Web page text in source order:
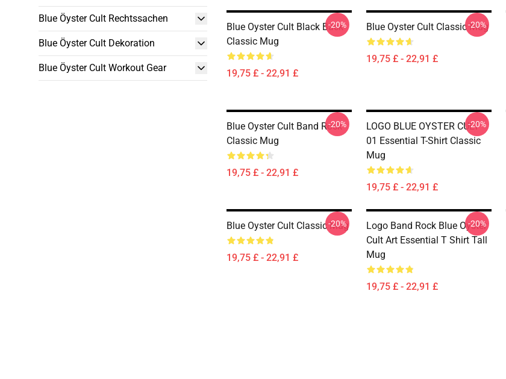
Blue Öyster Cult Rechtssachen
Blue Öyster Cult Dekoration
Blue Öyster Cult Workout Gear
Blue Oyster Cult Black Back
Classic Mug
19,75 £ - 22,91 £
-20% Blue Oyster Cult Classic Mug
19,75 £ - 22,91 £
-20%
Blue Oyster Cult Band Rock
Classic Mug
19,75 £ - 22,91 £
-20%
LOGO BLUE OYSTER CULT
01 Essential T-Shirt Classic
Mug
19,75 £ - 22,91 £
-20%
Blue Oyster Cult Classic Mug
19,75 £ - 22,91 £
-20%
Logo Band Rock Blue Oyster
Cult Art Essential T Shirt Tall
Mug
19,75 £ - 22,91 £
-20%